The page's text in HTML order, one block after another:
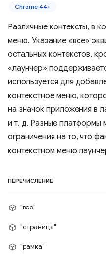
Chrome 44+
Различные контексты, в
меню. Указание «все»
остальных контекстов,
«лаунчер»
используется для
контекстное меню,
на значок приложения в
и т. д. Разные платформы
ограничения на то, что
контекстном меню
ПЕРЕЧИСЛЕНИЕ
"все"
"страница"
"рамка"